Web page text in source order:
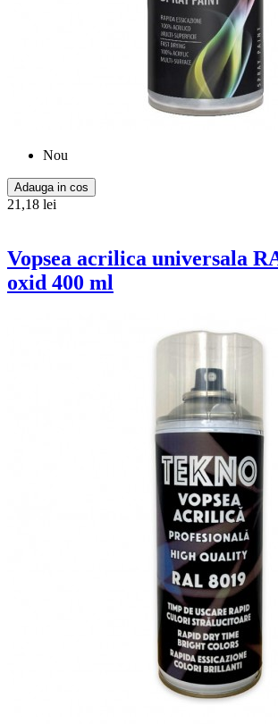
Nou
Adauga in cos
21,18 lei
Vopsea acrilica universala
oxid 400 ml